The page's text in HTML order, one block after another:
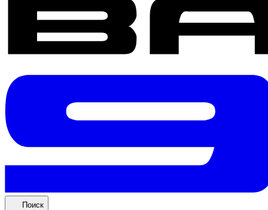
Поиск